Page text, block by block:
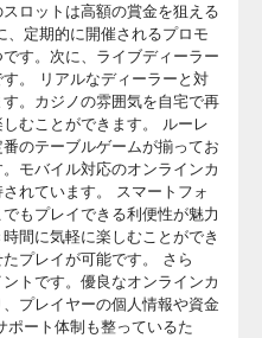
ロットは高額の賞金を狙える
、定期的に開催されるプロモ
す。次に、ライブディーラー
。 リアルなディーラーと対
。カジノの雰囲気を自宅で再
むことができます。 ルーレ
のテーブルゲームが揃ってお
モバイル対応のオンラインカ
れています。 スマートフォ
もプレイできる利便性が魅力
間に気軽に楽しむことができ
プレイが可能です。 さら
トです。優良なオンラインカ
プレイヤーの個人情報や資金
ポート体制も整っているた